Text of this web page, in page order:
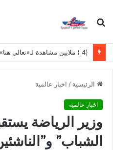
بحث
الرئيسية / اخبار عالمية
اخبار عالمية
وزير الرياضة
الشباب”